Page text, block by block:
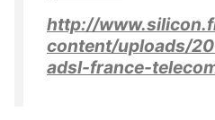
http://
content/uploads/
adsl-france-